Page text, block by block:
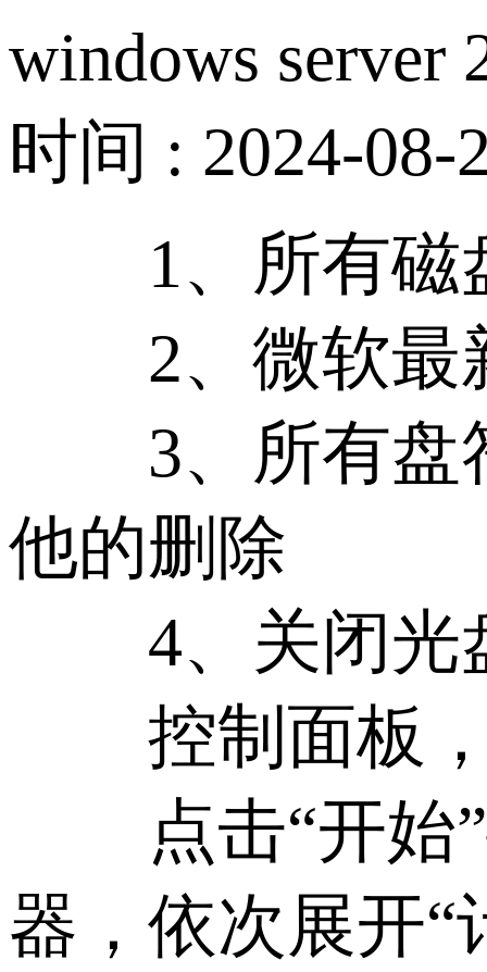
windows
时间 : 2024-08-
1、所有磁
2、微软最
3、所有盘符
他的删除
4、关闭光
控制面板，
点击“开始
器，依次展开